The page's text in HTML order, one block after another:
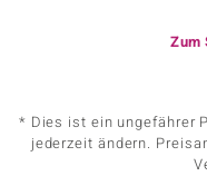
Zum
* Dies ist ein ungefährer
jederzeit ändern.